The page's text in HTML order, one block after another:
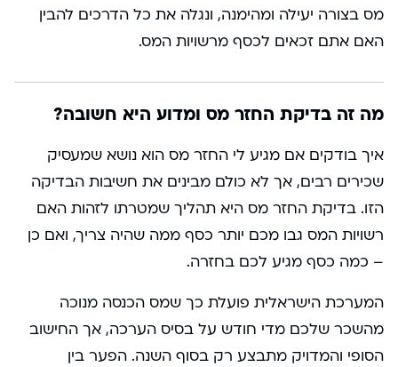
מס בצורה יעילה ומהימנה, ונגלה את כל הדרכים להבין
האם אתם זכאים לכסף מרשויות המס.
מה זה בדיקת החזר מס ומדוע היא חשובה?
איך בודקים אם מגיע לי החזר מס הוא נושא שמעסיק
שכירים רבים, אך לא כולם מבינים את חשיבות הבדיקה
הזו. בדיקת החזר מס היא תהליך שמטרתו לזהות האם
רשויות המס גבו מכם יותר כסף ממה שהיה צריך, ואם כן
– כמה כסף מגיע לכם בחזרה.
המערכת הישראלית פועלת כך שמס הכנסה מנוכה
מהשכר שלכם מדי חודש על בסיס הערכה, אך החישוב
הסופי והמדויק מתבצע רק בסוף השנה. הפער בין